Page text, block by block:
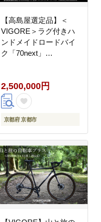
【高島屋選定品】＜
VIGORE＞ラグ付きハ
ンドメイドロードバイ
ク「70next」
ランド［ 自転車 ロード
バイク クラシカル 最先
端 おすすめ 高級 スポ
ーツ アウトドア ツーリ
り寄せ 通販 送料無料
ふるさと納税 ］
2,500,000円
京都府 京都市